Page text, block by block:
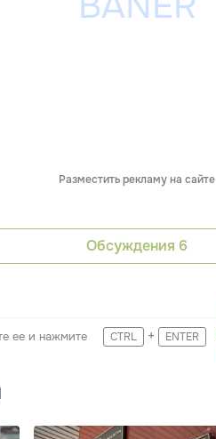
Разместить рекламу на сайте
Обсуждения 6
ее и нажмите CTRL + ENTER